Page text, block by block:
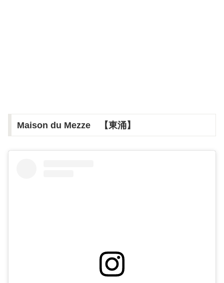
Maison du Mezze 【東涌】